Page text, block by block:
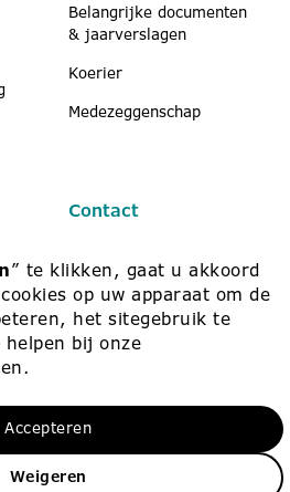
Belangrijke documenten
& jaarverslagen
Koerier
Medezeggenschap
Contact
info@rvko.nl
Adresgegevens
” te klikken, gaat u akkoord
op uw apparaat om de
het sitegebruik te
bij onze
Weigeren
Accepteren